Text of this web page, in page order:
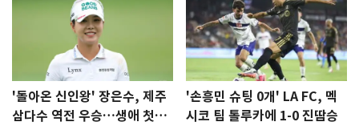
'돌아온 신인왕' 장은수, 제주
삼다수 역전 우승…생애 첫승
'손흥민 슈팅 0개' LA FC, 멕
시코 팀 톨루카에 1-0 진땀승